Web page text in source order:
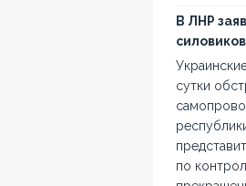
В ЛНР
сутки
по